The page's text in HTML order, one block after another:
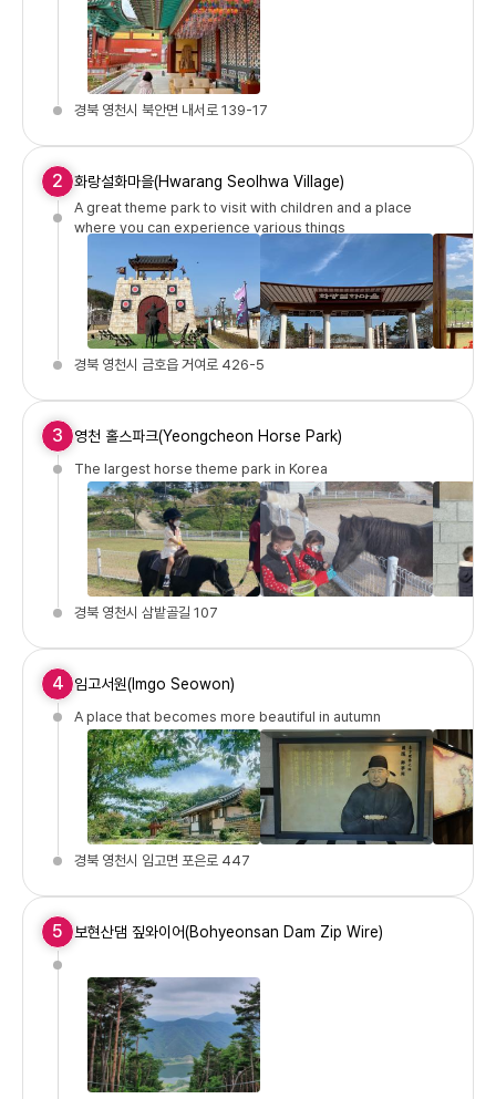
경북 영천시 북안면 내서로 139-17
2 화랑설화마을(Hwarang Seolhwa Village)
A great theme park to visit with children and a place
where you can experience various things
경북 영천시 금호읍 거여로 426-5
3 영천 홀스파크(Yeongcheon Horse Park)
The largest horse theme park in Korea
경북 영천시 삼밭골길 107
4 임고서원(Imgo Seowon)
A place that becomes more beautiful in autumn
경북 영천시 임고면 포은로 447
5 보현산댐 짚와이어(Bohyeonsan Dam Zip Wire)